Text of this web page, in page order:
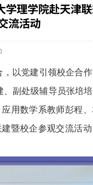
理学院赴天津
流活动
以党建引领校企合
副处级辅导员张培
用数学系教师彭程
暨校企参观交流活